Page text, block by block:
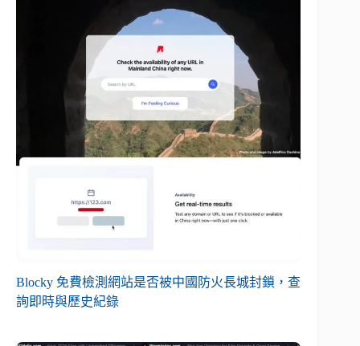
Blocky 免費檢測網站是否被中國防火長城封鎖，查
詢即時與歷史紀錄